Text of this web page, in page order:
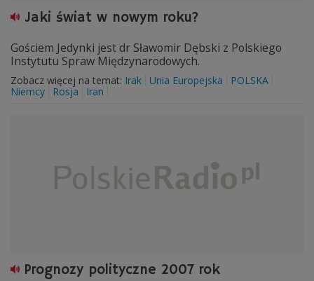
Jaki świat w nowym roku?
Gościem Jedynki jest dr Sławomir Dębski z Polskiego
Instytutu Spraw Międzynarodowych.
Zobacz więcej na temat: Irak Unia Europejska
POLSKA
Niemcy
Rosja Iran
Prognozy polityczne 2007 rok